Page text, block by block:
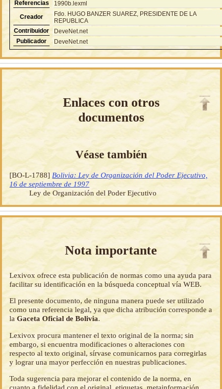
Referencias
1990b.lexml
Creador
Fdo. HUGO BANZER SUAREZ, PRESIDENTE DE LA
REPUBLICA
Contribuidor
DeveNet.net
Publicador
DeveNet.net
Enlaces con otros
documentos
Véase también
[BO-L-1788] Bolivia: Ley de Organización del Poder Ejecutivo,
16 de septiembre de 1997
Ley de Organización del Poder Ejecutivo
Nota importante
Lexivox ofrece esta publicación de normas como una ayuda para
facilitar su identificación en la búsqueda conceptual vía WEB.
El presente documento, de ninguna manera puede ser utilizado
como una referencia legal, ya que dicha atribución corresponde a
laGaceta Oficial de Bolivia.
Lexivox procura mantener el texto original de la norma; sin
embargo, si encuentra modificaciones o alteraciones con
respecto al texto original, sírvase comunicarnos para corregirlas
y lograr una mayor perfección en nuestras publicaciones.
Toda sugerencia para mejorar el contenido de la norma, en
cuanto a fidelidad con el original, etiquetas, metainformación,